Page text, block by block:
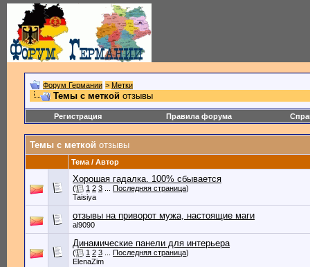
Форум Германии > Метки
Темы с меткой отзывы
Регистрация Правила форума
Темы с меткой отзывы
Тема / Автор
Хорошая гадалка. 100% сбывается
( 1 2 3 Последняя страница)
Taisiya
отзывы на приворот мужа, настоящие маги
al9090
Динамические панели для интерьера
( 1 2 3 Последняя страница)
ElenaZim